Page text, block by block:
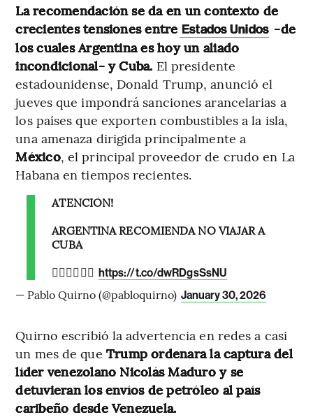
La recomendación se da en un contexto de
crecientes tensiones entre Estados Unidos -de
los cuales Argentina es hoy un aliado
incondicional- y Cuba. El presidente
estadounidense, Donald Trump, anunció el
jueves que impondrá sanciones arancelarias a
los países que exporten combustibles a la isla,
una amenaza dirigida principalmente a
México, el principal proveedor de crudo en La
Habana en tiempos recientes.
ATENCIÓN!
ARGENTINA RECOMIENDA NO VIAJAR A
CUBA
👇🏼👇🏼👇🏼 https://t.co/dwRDgsSsNU
— Pablo Quirno (@pabloquirno) January 30, 2026
Quirno escribió la advertencia en redes a casi
un mes de que Trump ordenara la captura del
líder venezolano Nicolás Maduro y se
detuvieran los envíos de petróleo al país
caribeño desde Venezuela.